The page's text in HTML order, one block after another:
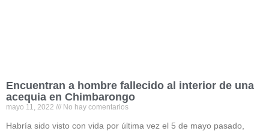
Encuentran a hombre fallecido al interior de una
acequia en Chimbarongo
mayo 11, 2022 No hay comentarios
Habría sido visto con vida por última vez el 5 de mayo pasado,